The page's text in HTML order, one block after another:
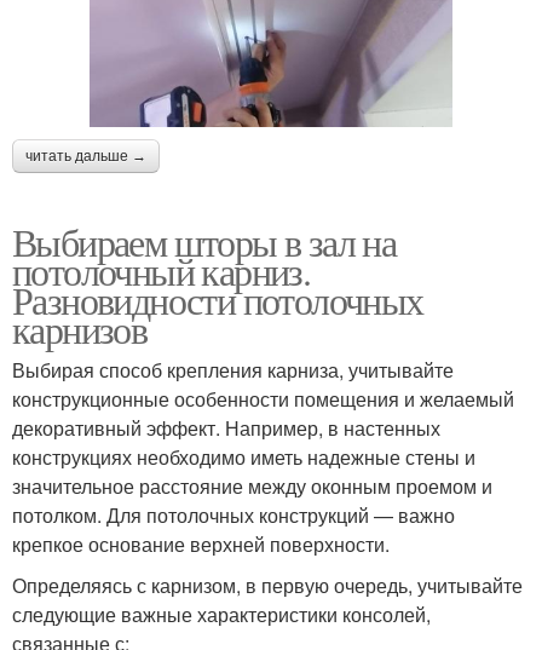
читать дальше →
Выбираем шторы в зал на
потолочный карниз.
Разновидности потолочных
карнизов
Выбирая способ крепления карниза, учитывайте
конструкционные особенности помещения и желаемый
декоративный эффект. Например, в настенных
конструкциях необходимо иметь надежные стены и
значительное расстояние между оконным проемом и
потолком. Для потолочных конструкций — важно
крепкое основание верхней поверхности.
Определяясь с карнизом, в первую очередь, учитывайте
следующие важные характеристики консолей,
связанные с: